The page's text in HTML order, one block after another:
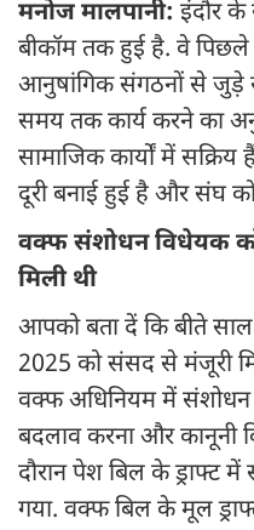
मनोज मालपानी: इंदौर के
बीकॉम तक हुई है. वे
आनुषांगिक संगठनों से जुड़े
समय तक कार्य करने का
सामाजिक कार्यों में सक्रिय
दूरी बनाई हुई है और संघ
वक्फ संशोधन विधेयक
मिली थी
आपको बता दें कि बीते
2025 को संसद से मंजूरी
वक्फ अधिनियम में संशोधन
बदलाव करना और कानूनी
दौरान पेश बिल के ड्राफ्ट
गया. वक्फ बिल के मूल